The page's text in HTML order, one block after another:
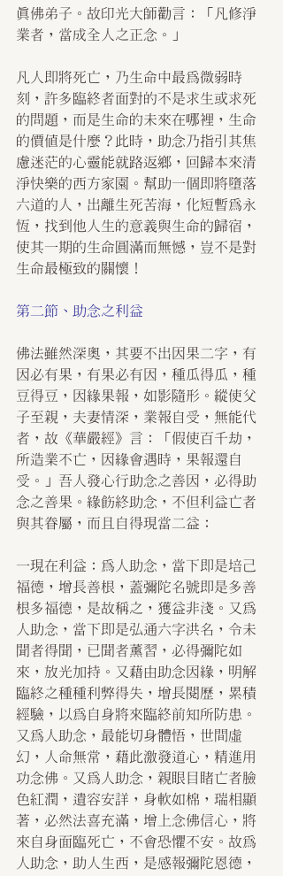
真佛弟子。故印光大師勸言：「凡修淨
業者，當成全人之正念。」
凡人即將死亡，乃生命中最為微弱時
刻，許多臨終者面對的不是求生或求死
的問題，而是生命的未來在哪裡，生命
的價值是什麼？此時，助念乃指引其焦
慮迷茫的心靈能就路返鄉，回歸本來清
淨快樂的西方家園。幫助一個即將墮落
六道的人，出離生死苦海，化短暫為永
恆，找到他人生的意義與生命的歸宿，
使其一期的生命圓滿而無憾，豈不是對
生命最極致的關懷！
第二節、助念之利益
佛法雖然深奧，其要不出因果二字，有
因必有果，有果必有因，種瓜得瓜，種
豆得豆，因緣果報，如影隨形。縱使父
子至親，夫妻情深，業報自受，無能代
者，故《華嚴經》言：「假使百千劫，
所造業不亡，因緣會遇時，果報還自
受。」吾人發心行助念之善因，必得助
念之善果。緣飭終助念，不但利益亡者
與其眷屬，而且自得現當二益：
一現在利益：為人助念，當下即是培己
福德，增長善根，蓋彌陀名號即是多善
根多福德，是故稱之，獲益非淺。又為
人助念，當下即是弘通六字洪名，令未
聞者得聞，已聞者薰習，必得彌陀如
來，放光加持。又藉由助念因緣，明解
臨終之種種利弊得失，增長閱歷，累積
經驗，以為自身將來臨終前知所防患。
又為人助念，最能切身體悟，世間虛
幻，人命無常，藉此激發道心，精進用
功念佛。又為人助念，親眼目睹亡者臉
色紅潤，遺容安詳，身軟如棉，瑞相顯
著，必然法喜充滿，增上念佛信心，將
來自身面臨死亡，不會恐懼不安。故為
人助念，助人生西，是感報彌陀恩德，